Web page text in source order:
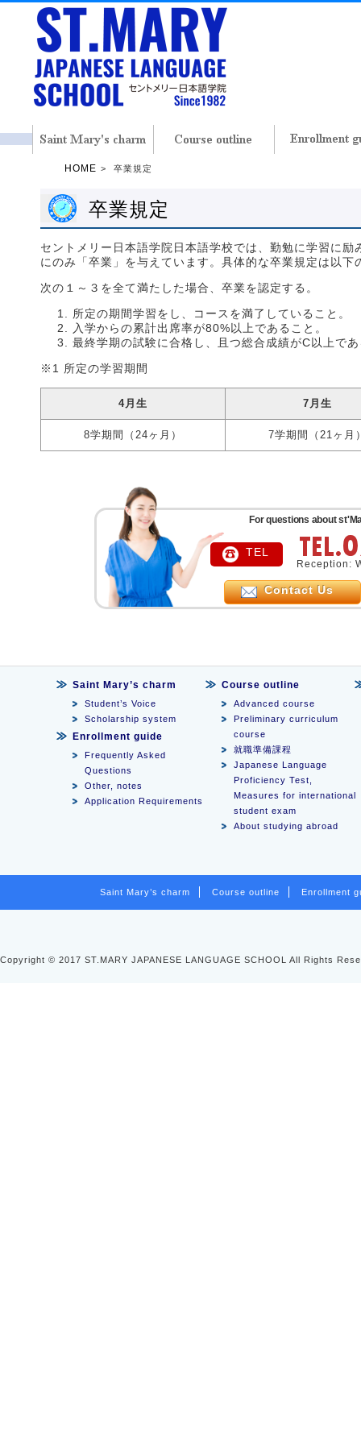
HOME 卒業規定
卒業規定
セントメリー日本語学院日本語学校では、勤勉に学習に
にのみ「卒業」を与えています。具体的な卒業規定は以下
次の１～３を全て満たした場合、卒業を認定する。
所定の期間学習をし、コースを満了していること。
入学からの累計出席率が80%以上であること。
最終学期の試験に合格し、且つ総合成績がC以上で
※1 所定の学習期間
4月生 7月生
8学期間（24ヶ月） 7学期間（21ヶ月
For questions about
TEL
Reception:
Contact Us
Saint Mary’s charm
Student’s Voice
Scholarship system
Enrollment guide
Frequently Asked
Questions
Other, notes
Application Requirements
Course outline
Advanced course
Preliminary curriculum
course
就職準備課程
Japanese Language
Proficiency Test,
Measures for international
student exam
About studying abroad
Saint Mary’s charm Course outline Enrollment
Copyright © 2017 ST.MARY JAPANESE LANGUAGE SCHOOL All Rights